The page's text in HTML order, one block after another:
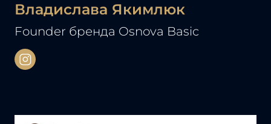
Владислава Якимлюк
Founder бренда Osnova Basic